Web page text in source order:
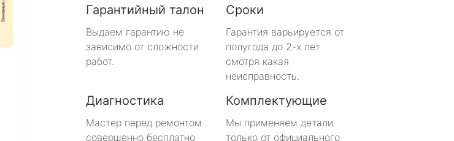
Гарантийный талон
Выдаем гарантию не
зависимо от сложности
работ.
Сроки
Гарантия варьируется от
полугода до 2-х лет
смотря какая
неисправность.
Диагностика
Мастер перед ремонтом
совершенно бесплатно
Комплектующие
Мы применяем детали
только от официального